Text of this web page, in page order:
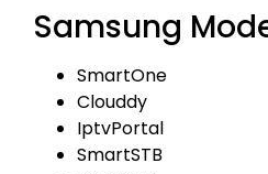
Samsung
SmartOne
Clouddy
IptvPortal
SmartSTB